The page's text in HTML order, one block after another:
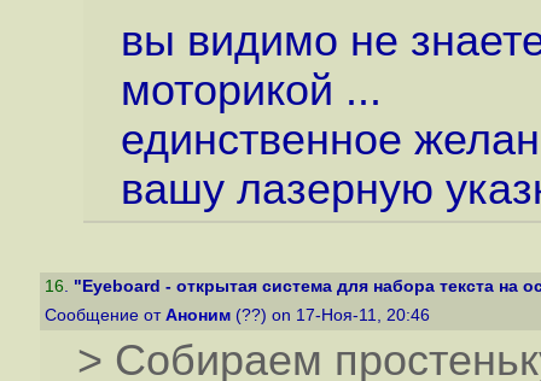
вы видимо не
моторикой ...
единственное
вашу лазерную
16. "Eyeboard - открытая система для набора текста на
Сообщение от Аноним (??) on 17-Ноя-11, 20:46
> Собираем